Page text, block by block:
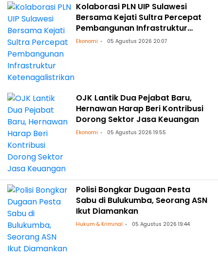
Kolaborasi PLN UIP Sulawesi
Bersama Kejati Sultra Percepat
Pembangunan Infrastruktur
Ketenagalistrikan
Ekonomi 05 Agustus 2026 20:07
OJK Lantik Dua Pejabat Baru,
Hernawan Harap Beri Kontribusi
Dorong Sektor Jasa Keuangan
Ekonomi 05 Agustus 2026 19:55
Polisi Bongkar Dugaan Pesta
Sabu di Bulukumba, Seorang ASN
Ikut Diamankan
Hukum & Kriminal 05 Agustus 2026 19:44